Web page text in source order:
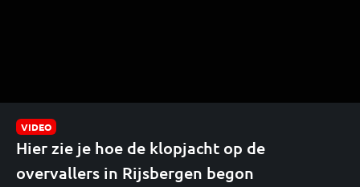
VIDEO
Hier zie je hoe de klopjacht op de
overvallers in Rijsbergen begon